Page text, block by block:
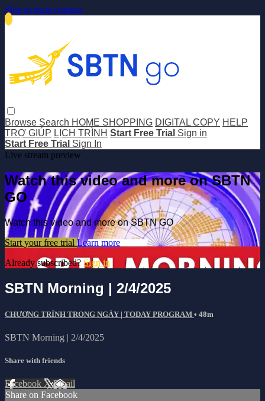
Skip to main content
Browse Search HOME SHOPPING DIGITAL COPY HELP
TRỢ GIÚP LỊCH TRÌNH Start Free Trial Sign in
Start Free Trial Sign In
Live stream preview
Watch this video and more on SBTN
GO
Watch this video and more on SBTN GO
Start your free trial Learn more
Already subscribed? Sign in
SBTN Morning | 2/4/2025
CHƯƠNG TRÌNH TRONG NGÀY | TODAY PROGRAM • 48m
SBTN Morning | 2/4/2025
Share with friends
Facebook XEmail
Share on Facebook